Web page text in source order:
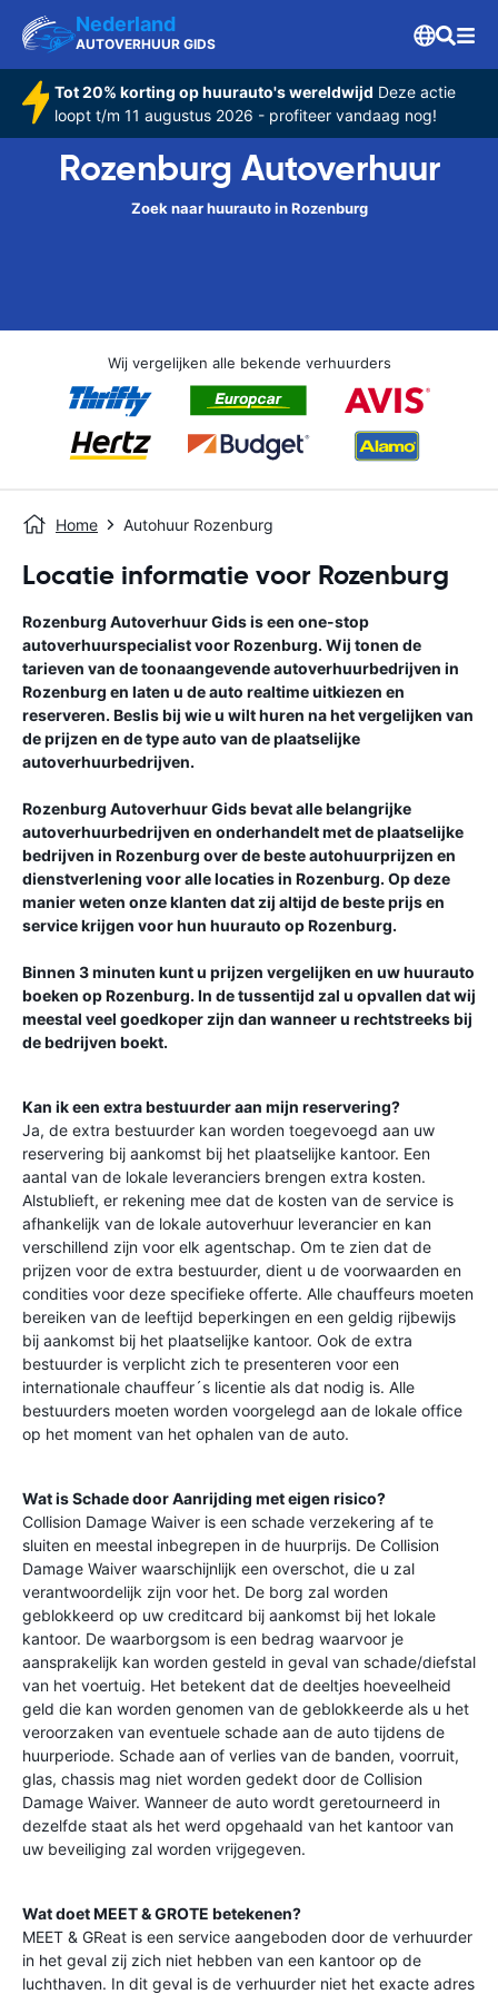
Nederland
AUTOVERHUUR GIDS
Tot 20% korting op huurauto's wereldwijd Deze actie
loopt t/m 11 augustus 2026 - profiteer vandaag nog!
Rozenburg Autoverhuur
Zoek naar huurauto in Rozenburg
Wij vergelijken alle bekende verhuurders
Home Autohuur Rozenburg
Locatie informatie voor Rozenburg
Rozenburg Autoverhuur Gidsis een one-stop
autoverhuurspecialist voorRozenburg. Wij tonen de
tarieven van de toonaangevende autoverhuurbedrijven in
Rozenburg en laten u de auto realtime uitkiezen en
reserveren. Beslis bij wie u wilt huren na het vergelijken van
de prijzen en de type auto van de plaatselijke
autoverhuurbedrijven.
Rozenburg Autoverhuur Gidsbevat alle belangrijke
autoverhuurbedrijven en onderhandelt met de plaatselijke
bedrijven in Rozenburg over de beste autohuurprijzen en
dienstverlening voor alle locaties in Rozenburg. Op deze
manier weten onze klanten dat zij altijd de beste prijs en
service krijgen voor hun huurauto opRozenburg.
Binnen 3 minuten kunt u prijzen vergelijken en uw huurauto
boeken opRozenburg. In de tussentijd zal u opvallen dat wij
meestal veel goedkoper zijn dan wanneer u rechtstreeks bij
de bedrijven boekt.
Kan ik een extra bestuurder aan mijn reservering?
Ja, de extra bestuurder kan worden toegevoegd aan uw
reservering bij aankomst bij het plaatselijke kantoor. Een
aantal van de lokale leveranciers brengen extra kosten.
Alstublieft, er rekening mee dat de kosten van de service is
afhankelijk van de lokale autoverhuur leverancier en kan
verschillend zijn voor elk agentschap. Om te zien dat de
prijzen voor de extra bestuurder, dient u de voorwaarden en
condities voor deze specifieke offerte. Alle chauffeurs moeten
bereiken van de leeftijd beperkingen en een geldig rijbewijs
bij aankomst bij het plaatselijke kantoor. Ook de extra
bestuurder is verplicht zich te presenteren voor een
internationale chauffeur´s licentie als dat nodig is. Alle
bestuurders moeten worden voorgelegd aan de lokale office
op het moment van het ophalen van de auto.
Wat is Schade door Aanrijding met eigen risico?
Collision Damage Waiver is een schade verzekering af te
sluiten en meestal inbegrepen in de huurprijs. De Collision
Damage Waiver waarschijnlijk een overschot, die u zal
verantwoordelijk zijn voor het. De borg zal worden
geblokkeerd op uw creditcard bij aankomst bij het lokale
kantoor. De waarborgsom is een bedrag waarvoor je
aansprakelijk kan worden gesteld in geval van schade/diefstal
van het voertuig. Het betekent dat de deeltjes hoeveelheid
geld die kan worden genomen van de geblokkeerde als u het
veroorzaken van eventuele schade aan de auto tijdens de
huurperiode. Schade aan of verlies van de banden, voorruit,
glas, chassis mag niet worden gedekt door de Collision
Damage Waiver. Wanneer de auto wordt geretourneerd in
dezelfde staat als het werd opgehaald van het kantoor van
uw beveiliging zal worden vrijgegeven.
Wat doet MEET & GROTE betekenen?
MEET & GReat is een service aangeboden door de verhuurder
in het geval zij zich niet hebben van een kantoor op de
luchthaven. In dit geval is de verhuurder niet het exacte adres